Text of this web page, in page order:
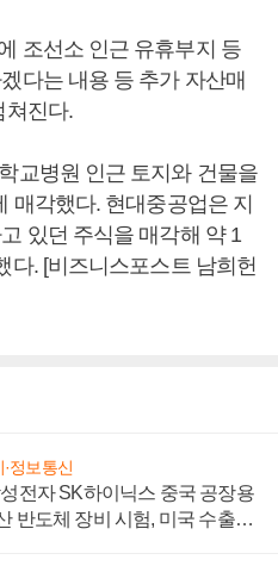
조선소 인근 유휴부지 등
다는 내용 등 추가 자산매
쳐진다.
교병원 인근 토지와 건물을
매각했다. 현대중공업은 지
있던 주식을 매각해 약 1
다. [비즈니스포스트 남희헌
정보통신
전자 SK하이닉스 중국 공장용
반도체 장비 시험, 미국 수출통